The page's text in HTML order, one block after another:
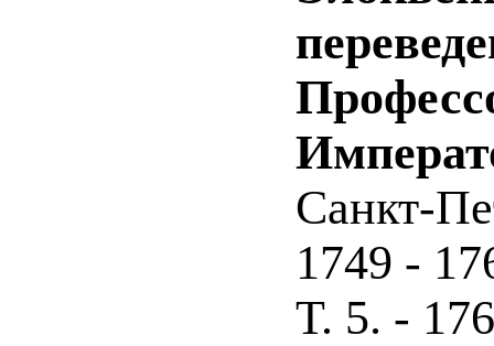
Санкт-
1749 -
Т. 5. -